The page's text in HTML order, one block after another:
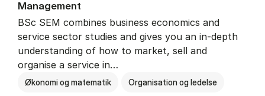
Man­age­ment
BSc SEM combines business economics and
service sector studies and gives you an in-depth
understanding of how to market, sell and
organise a service in…
Økonomi og matematik Organisation og ledelse